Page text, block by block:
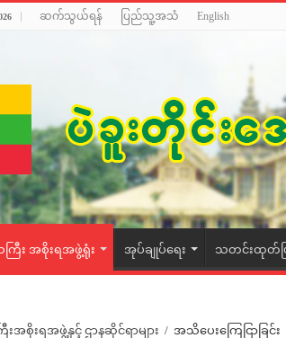
ဆက်သွယ်ရန် ပြည်သူ့အသံ English
ြီး အစိုးရအဖွဲ့ရုံး အုပ်ချုပ်ရေး သတင်းထုတ်ပြ
အစိုးရအဖွဲ့နှင့် ဌာနဆိုင်ရာများ / အသိပေးကြေငြာခြင်း